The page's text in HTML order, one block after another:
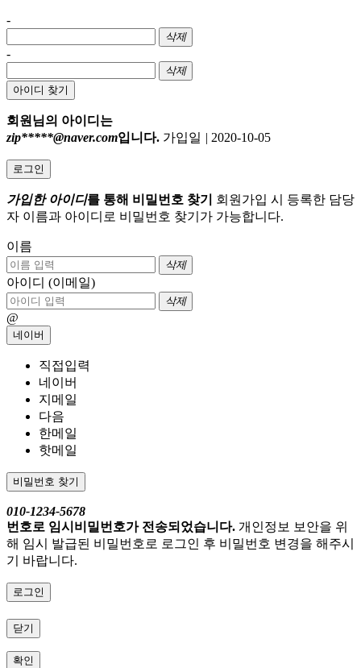
-
삭제
-
삭제
아이디 찾기
회원님의 아이디는
zip*****@naver.com입니다. 가입일 | 2020-10-05
로그인
가입한 아이디를 통해 비밀번호 찾기
회원가입 시 등록한 담당
자 이름과 아이디로 비밀번호 찾기가 가능합니다.
이름
삭제
아이디 (이메일)
삭제
@
네이버
직접입력
네이버
지메일
다음
한메일
핫메일
비밀번호 찾기
010-1234-5678
번호로 임시비밀번호가 전송되었습니다. 개인정보 보안을 위
해 임시 발급된 비밀번호로 로그인 후 비밀번호 변경을 해주시
기 바랍니다.
로그인
닫기
확인